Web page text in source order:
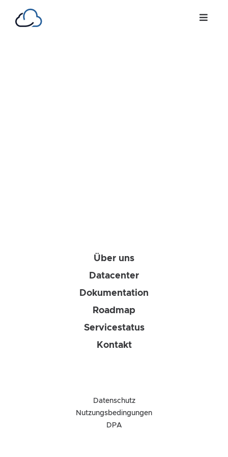
Über uns
Datacenter
Dokumentation
Roadmap
Servicestatus
Kontakt
Datenschutz
Nutzungsbedingungen
DPA